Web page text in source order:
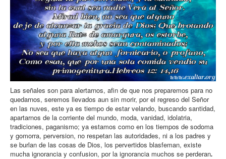
Youtube
donacion
Contact
Las señales son para alertarnos, afin de que nos preparemos para no
quedarnos, seremos llevados aun sin morir, por el regreso del Señor
en las nuves, este ya es tiempo de estar velando, buscando santidad,
apartarnos de la corriente del mundo, moda, vanidad, idolatria,
tradiciones, paganismo; ya estamos como en los tiempos de sodoma
y gomorra, perversion, no respetan las autoridades, ni a los padres y
se burlan de las cosas de Dios, los pervertidos blasfeman, existe
mucha ignorancia y confusion, por la ignorancia muchos se perderan.